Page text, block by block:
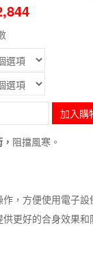
加入購
阻擋風寒。
，方便使用電子設
更好的合身效果和